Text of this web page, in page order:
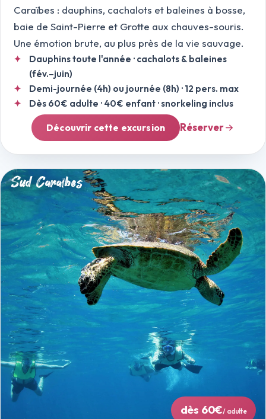
Caraïbes : dauphins, cachalots et baleines à bosse,
baie de Saint-Pierre et Grotte aux chauves-souris.
Une émotion brute, au plus près de la vie sauvage.
Dauphins toute l'année · cachalots & baleines
(fév.–juin)
Demi-journée (4h) ou journée (8h) · 12 pers. max
Dès 60€ adulte · 40€ enfant · snorkeling inclus
Découvrir cette excursion Réserver
Sud Caraïbes
dès 60€/ adulte